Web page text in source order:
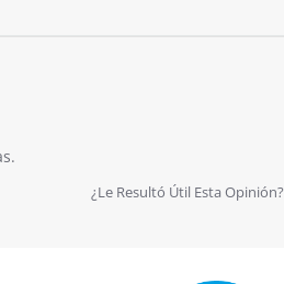
¿Le Resultó Útil Esta Opinión?